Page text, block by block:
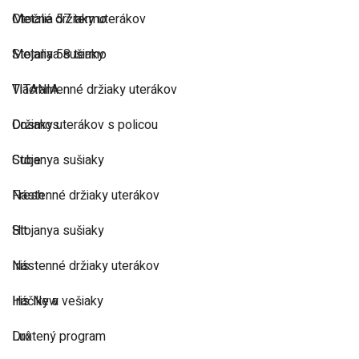
Metalia 57 termo
Metalia 58 termo
TITANIA
Cosmos
Cube
Fresh
Hit
Iris
Iris New
Lux
Otočné držiaky uterákov
Stojanya sušiaky
Viacramenné držiaky uterákov
Držiaky uterákov s policou
Stojanya sušiaky
Nástenné držiaky uterákov
Stojanya sušiaky
Nástenné držiaky uterákov
Háčiky a vešiaky
Drôtený program